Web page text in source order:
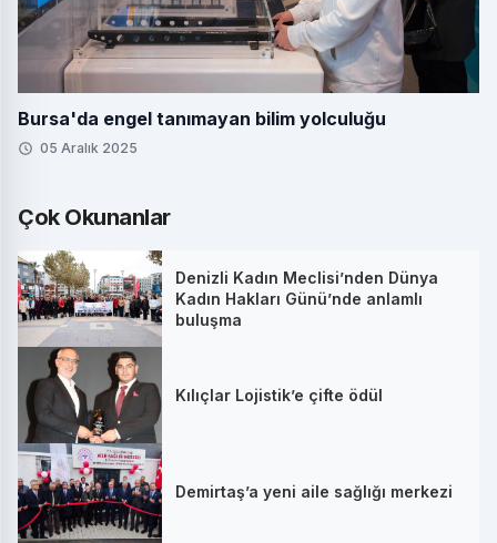
Bursa'da engel tanımayan bilim yolculuğu
05 Aralık 2025
Çok Okunanlar
Denizli Kadın Meclisi’nden Dünya
Kadın Hakları Günü’nde anlamlı
buluşma
Kılıçlar Lojistik’e çifte ödül
Demirtaş’a yeni aile sağlığı merkezi